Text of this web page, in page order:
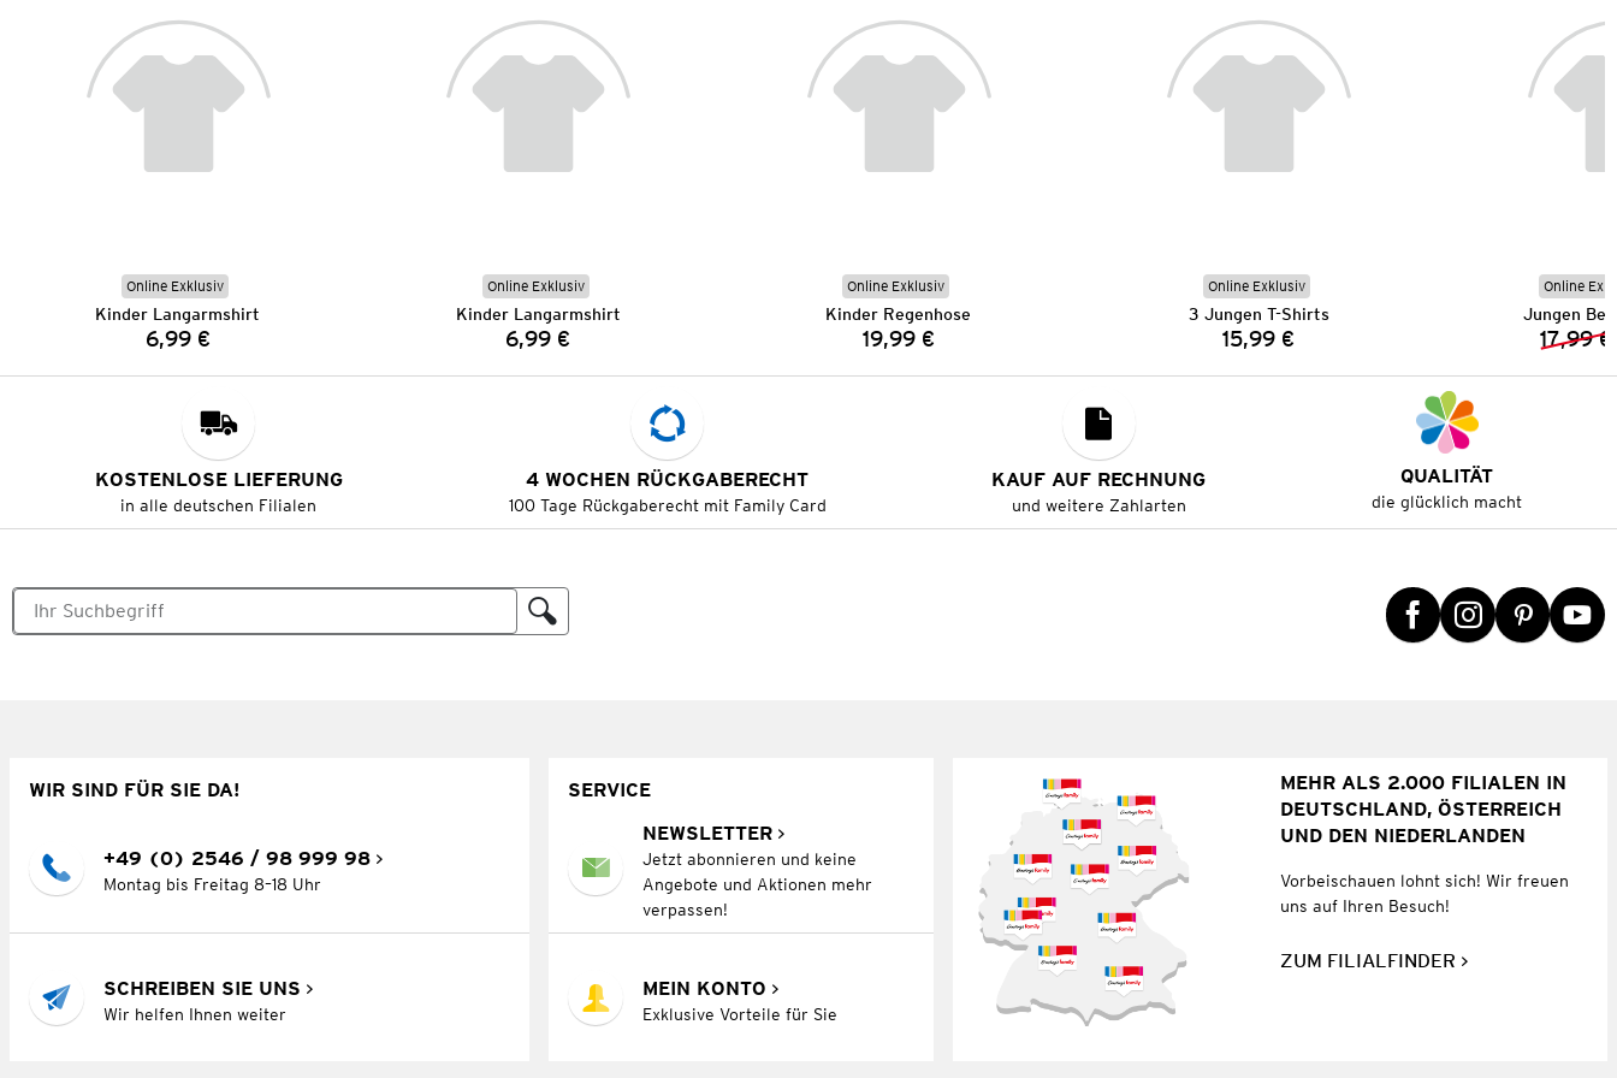
Online Exklusiv
Kinder Langarmshirt
Preis:
6,99 €
Online Exklusiv
Kinder Langarmshirt
Preis:
6,99 €
Online Exklusiv
Kinder Regenhose
Preis:
19,99 €
Online Exklusiv
3 Jungen T-Shirts
Preis:
15,99 €
Online
Jungen
17,99 €
KOSTENLOSE LIEFERUNG
in alle deutschen Filialen
4 WOCHEN RÜCKGABERECHT
100 Tage Rückgaberecht mit Family Card
KAUF AUF RECHNUNG
und weitere Zahlarten
QUALITÄT
die glücklich macht
WIR SIND FÜR SIE DA!
+49 (0) 2546 / 98 999 98
Montag bis Freitag 8–18 Uhr
SCHREIBEN SIE UNS
Wir helfen Ihnen weiter
SERVICE
NEWSLETTER
Jetzt abonnieren und keine
Angebote und Aktionen mehr
verpassen!
MEIN KONTO
Exklusive Vorteile für Sie
MEHR ALS 2.000 FILIALEN IN
DEUTSCHLAND, ÖSTERREICH
UND DEN NIEDERLANDEN
Vorbeischauen lohnt sich! Wir freuen
uns auf Ihren Besuch!
ZUM FILIALFINDER